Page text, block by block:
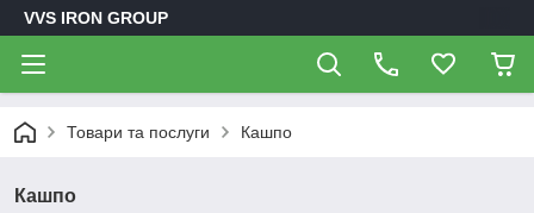
VVS IRON GROUP
Товари та послуги Кашпо
Кашпо